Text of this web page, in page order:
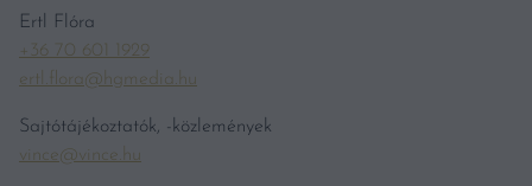
Ertl Flóra
+36 70 601 1929
ertl.flora@hgmedia.hu
Sajtótájékoztatók, -közlemények
vince@vince.hu